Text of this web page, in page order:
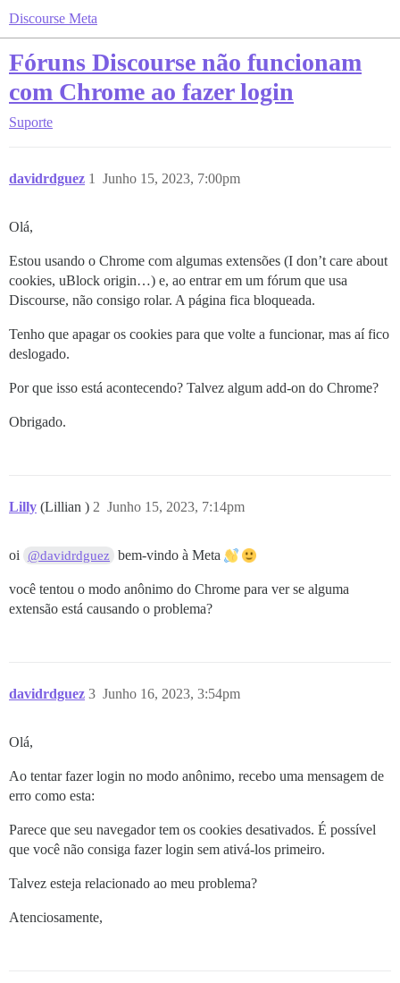
Discourse Meta
Fóruns Discourse não funcionam
com Chrome ao fazer login
Suporte
davidrdguez Junho 15, 2023, 7:00pm
1
Olá,
Estou usando o Chrome com algumas extensões (I don’t care about
cookies, uBlock origin…) e, ao entrar em um fórum que usa
Discourse, não consigo rolar. A página fica bloqueada.
Tenho que apagar os cookies para que volte a funcionar, mas aí fico
deslogado.
Por que isso está acontecendo? Talvez algum add-on do Chrome?
Obrigado.
Lilly (Lillian ) Junho 15, 2023, 7:14pm
2
oi @davidrdguez bem-vindo à Meta
você tentou o modo anônimo do Chrome para ver se alguma
extensão está causando o problema?
davidrdguez Junho 16, 2023, 3:54pm
3
Olá,
Ao tentar fazer login no modo anônimo, recebo uma mensagem de
erro como esta:
Parece que seu navegador tem os cookies desativados. É possível
que você não consiga fazer login sem ativá-los primeiro.
Talvez esteja relacionado ao meu problema?
Atenciosamente,